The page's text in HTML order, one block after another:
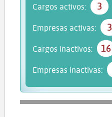
Cargos activos: 3
Empresas activas: 3
Cargos inactivos: 16
Empresas inactivas: